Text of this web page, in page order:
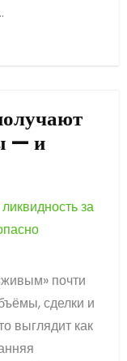
— и
почти
сделки и
выглядит как